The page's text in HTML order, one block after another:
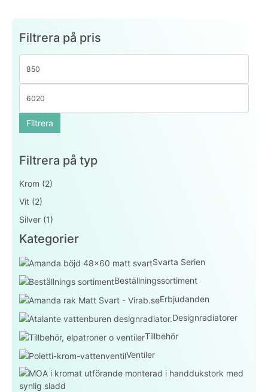
Filtrera på pris
Filtrera
Filtrera på typ
Krom (2)
Vit (2)
Silver (1)
Kategorier
Svarta Serien
Beställningssortiment
Erbjudanden
Designradiatorer
Tillbehör
Ventiler